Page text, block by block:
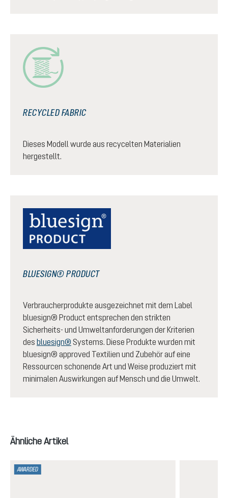
RECYCLED FABRIC
Dieses Modell wurde aus recycelten Materialien
hergestellt.
BLUESIGN® PRODUCT
Verbraucherprodukte ausgezeichnet mit dem Label
bluesign® Product entsprechen den strikten
Sicherheits- und Umweltanforderungen der Kriterien
des bluesign® Systems. Diese Produkte wurden mit
bluesign® approved Textilien und Zubehör auf eine
Ressourcen schonende Art und Weise produziert mit
minimalen Auswirkungen auf Mensch und die Umwelt.
Produktgalerie überspringen
Ähnliche Artikel
AWARDED